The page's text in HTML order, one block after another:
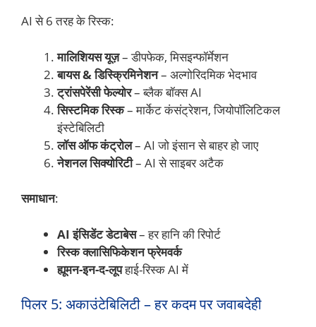
AI से 6 तरह के रिस्क:
मालिशियस यूज़– डीपफेक, मिसइन्फॉर्मेशन
बायस & डिस्क्रिमिनेशन– अल्गोरिदमिक भेदभाव
ट्रांसपेरेंसी फेल्योर– ब्लैक बॉक्स AI
सिस्टमिक रिस्क– मार्केट कंसंट्रेशन, जियोपॉलिटिकल
इंस्टेबिलिटी
लॉस ऑफ कंट्रोल– AI जो इंसान से बाहर हो जाए
नेशनल सिक्योरिटी– AI से साइबर अटैक
समाधान:
AI इंसिडेंट डेटाबेस– हर हानि की रिपोर्ट
रिस्क क्लासिफिकेशन फ्रेमवर्क
ह्यूमन-इन-द-लूपहाई-रिस्क AI में
पिलर 5: अकाउंटेबिलिटी – हर कदम पर जवाबदेही